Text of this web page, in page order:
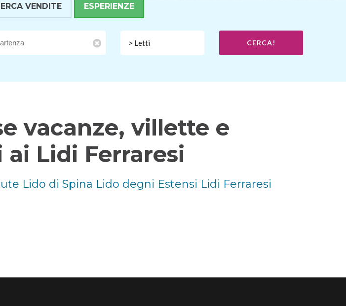
VENDITE ESPERIENZE
> Letti CERCA!
vacanze, villette e
Lidi Ferraresi
Lido di Spina Lido degni Estensi Lidi Ferraresi